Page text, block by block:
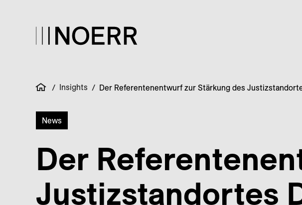
/ Insights / Der Referentenentwurf zur Stärkung des
News
Der
Justizstandortes